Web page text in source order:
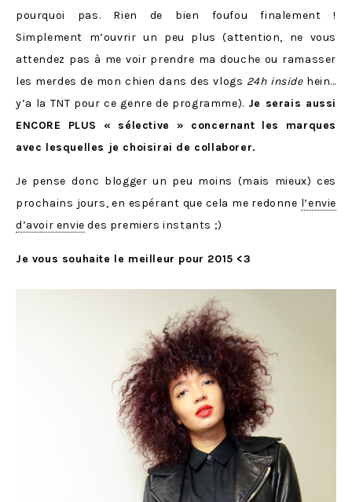
pourquoi pas. Rien de bien foufou finalement !
Simplement m’ouvrir un peu plus (attention, ne vous
attendez pas à me voir prendre ma douche ou ramasser
les merdes de mon chien dans des vlogs 24h insidehein…
y’a la TNT pour ce genre de programme). Je serais aussi
ENCORE PLUS « sélective » concernant les marques
avec lesquelles je choisirai de collaborer.
Je pense donc blogger un peu moins (mais mieux) ces
prochains jours, en espérant que cela me redonne l’envie
d’avoir envie des premiers instants ;)
Je vous souhaite le meilleur pour 2015 <3